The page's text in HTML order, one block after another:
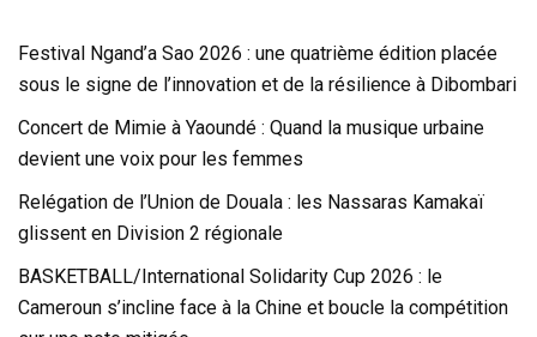
Festival Ngand’a Sao 2026 : une quatrième édition placée
sous le signe de l’innovation et de la résilience à Dibombari
Concert de Mimie à Yaoundé : Quand la musique urbaine
devient une voix pour les femmes
Relégation de l’Union de Douala : les Nassaras Kamakaï
glissent en Division 2 régionale
BASKETBALL/International Solidarity Cup 2026 : le
Cameroun s’incline face à la Chine et boucle la compétition